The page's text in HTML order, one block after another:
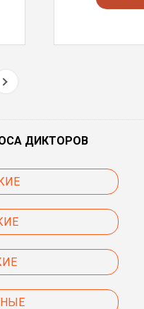
ДИКТОРОВ